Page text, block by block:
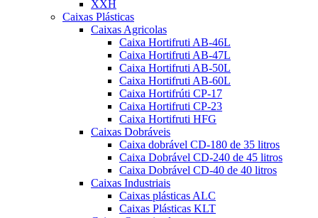
XXH
Caixas Plásticas
Caixas Agricolas
Caixa Hortifruti AB-46L
Caixa Hortifruti AB-47L
Caixa Hortifruti AB-50L
Caixa Hortifruti AB-60L
Caixa Hortifrúti CP-17
Caixa Hortifruti CP-23
Caixa Hortifruti HFG
Caixas Dobráveis
Caixa dobrável CD-180 de 35 litros
Caixa Dobrável CD-240 de 45 litros
Caixa Dobrável CD-40 de 40 litros
Caixas Industriais
Caixas plásticas ALC
Caixas Plásticas KLT